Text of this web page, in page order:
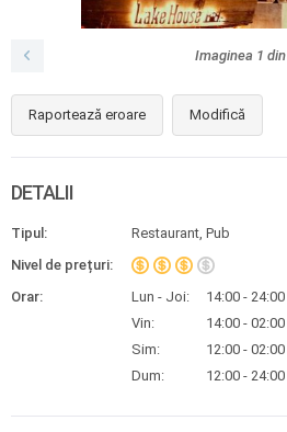
Imaginea 1 din
Raportează eroare Modifică
DETALII
Tipul:
Restaurant, Pub
Nivel de prețuri:
Orar:
Lun - Joi:
14:00 - 24:00
Vin:
14:00 - 02:00
Sim:
12:00 - 02:00
Dum:
12:00 - 24:00